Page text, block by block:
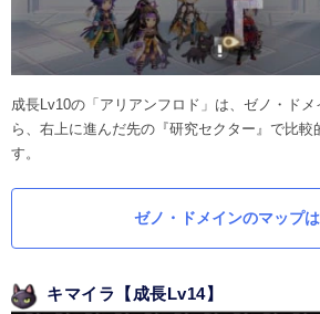
成長Lv10の「アリアンフロド」は、ゼノ・ド
ら、右上に進んだ先の『研究セクター』で比較
す。
ゼノ・ドメインのマップ
キマイラ【成長Lv14】